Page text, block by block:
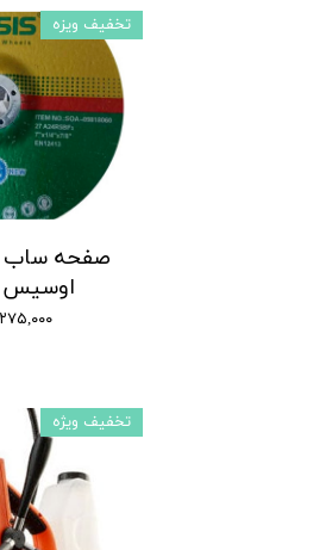
اوسیس OASIS
۲۷۵,۰۰۰ تومان
تخفیف ویزه
تخفیف ویژه